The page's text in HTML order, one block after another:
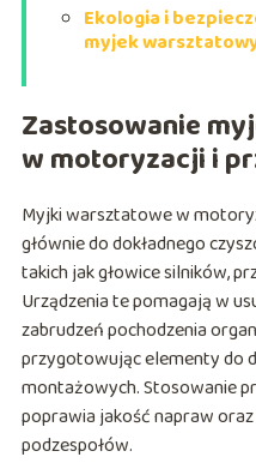
Ekologia i
myjek
Zastosowanie
w motoryzacji i
Myjki warsztatowe w
głównie do dokładnego
takich jak głowice silników,
Urządzenia te pomagają w
zabrudzeń pochodzenia
przygotowując elementy do
montażowych. Stosowanie
poprawia jakość napraw
podzespołów.